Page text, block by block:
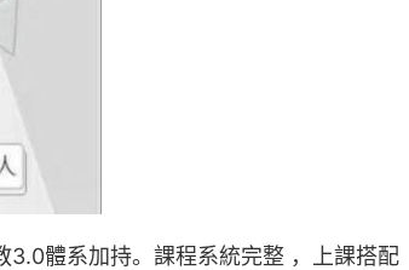
3.0體系加持。課程系統完整 ，上課搭配